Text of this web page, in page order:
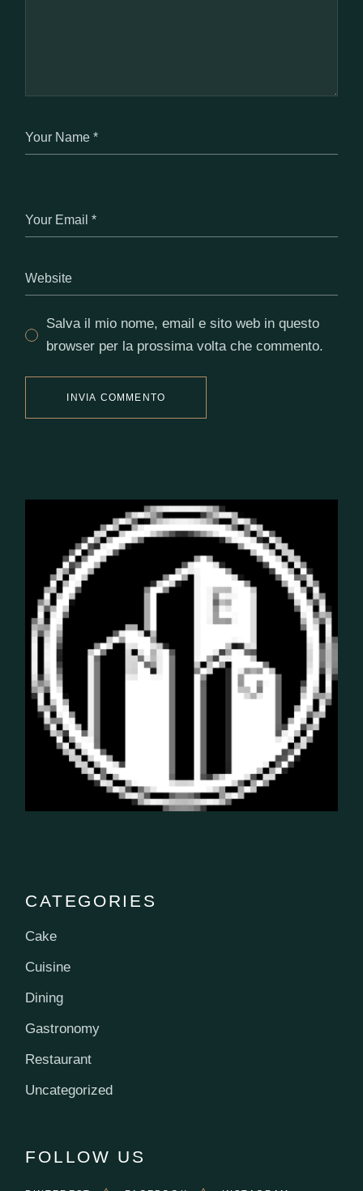
Salva il mio nome, email e sito web in questo
browser per la prossima volta che commento.
INVIA COMMENTO
CATEGORIES
Cake
Cuisine
Dining
Gastronomy
Restaurant
Uncategorized
FOLLOW US